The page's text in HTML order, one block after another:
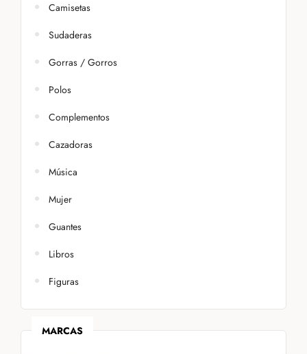
Camisetas
Sudaderas
Gorras / Gorros
Polos
Complementos
Cazadoras
Música
Mujer
Guantes
Libros
Figuras
MARCAS